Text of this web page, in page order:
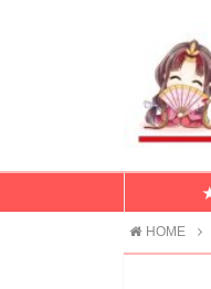
HOME